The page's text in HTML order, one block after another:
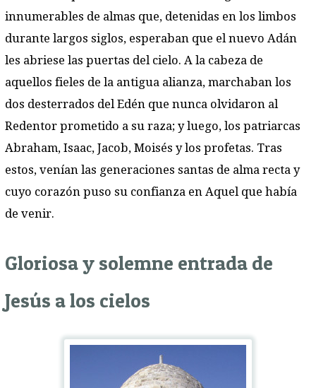
innumerables de almas que, detenidas en los limbos
durante largos siglos, esperaban que el nuevo Adán
les abriese las puertas del cielo. A la cabeza de
aquellos fieles de la antigua alianza, marchaban los
dos desterrados del Edén que nunca olvidaron al
Redentor prometido a su raza; y luego, los patriarcas
Abraham, Isaac, Jacob, Moisés y los profetas. Tras
estos, venían las generaciones santas de alma recta y
cuyo corazón puso su confianza en Aquel que había
de venir.
Gloriosa y solemne entrada de
Jesús a los cielos